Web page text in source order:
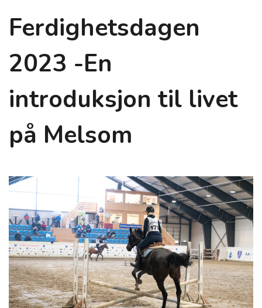
Ferdighetsdagen
2023 -En
introduksjon til livet
på Melsom